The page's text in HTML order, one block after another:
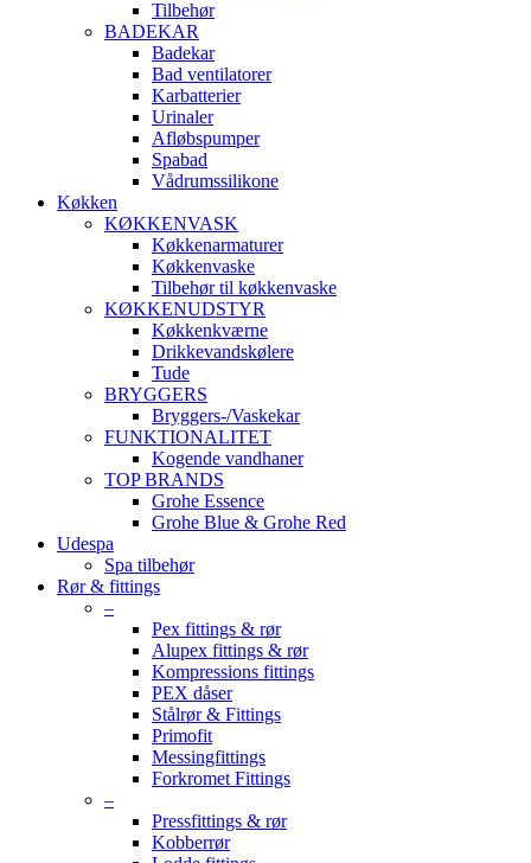
Tilbehør
BADEKAR
Badekar
Bad ventilatorer
Karbatterier
Urinaler
Afløbspumper
Spabad
Vådrumssilikone
Køkken
KØKKENVASK
Køkkenarmaturer
Køkkenvaske
Tilbehør til køkkenvaske
KØKKENUDSTYR
Køkkenkværne
Drikkevandskølere
Tude
BRYGGERS
Bryggers-/Vaskekar
FUNKTIONALITET
Kogende vandhaner
TOP BRANDS
Grohe Essence
Grohe Blue & Grohe Red
Udespa
Spa tilbehør
Rør & fittings
–
Pex fittings & rør
Alupex fittings & rør
Kompressions fittings
PEX dåser
Stålrør & Fittings
Primofit
Messingfittings
Forkromet Fittings
–
Pressfittings & rør
Kobberrør